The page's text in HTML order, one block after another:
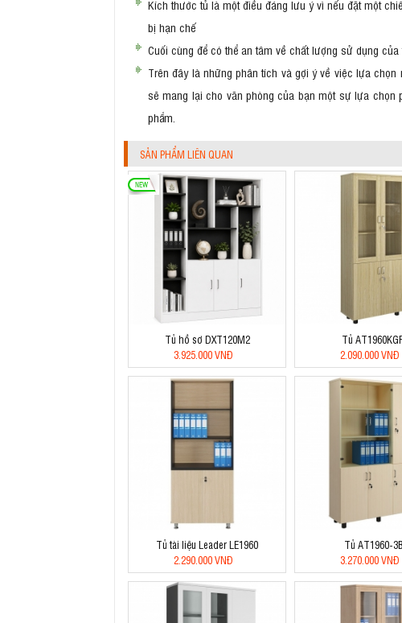
Kích thước tủ là một điều đáng lưu ý vì nếu đặt một
bị hạn chế
Cuối cùng để có thể an tâm về chất lượng sử dụng
Trên đây là những phân tích và gợi ý về việc lựa
sẽ mang lại cho văn phòng của bạn một sự lựa chọn
phẩm.
SẢN PHẨM LIÊN QUAN
Tủ hồ sơ DXT120M2
3.925.000 VNĐ
Tủ
2.090.000 VNĐ
Tủ tài liệu Leader LE1960
2.290.000 VNĐ
Tủ AT1960-3B
3.270.000 VNĐ